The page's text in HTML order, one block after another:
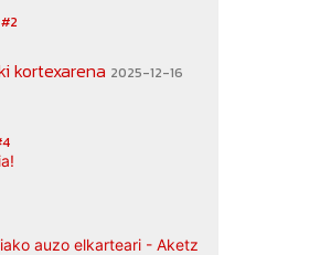
#2
kortexarena 2025-12-16
auzo elkarteari - Aketz etxea (argazki